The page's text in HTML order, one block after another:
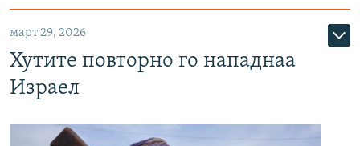
март 29, 2026
Хутите повторно го нападнаа
Израел